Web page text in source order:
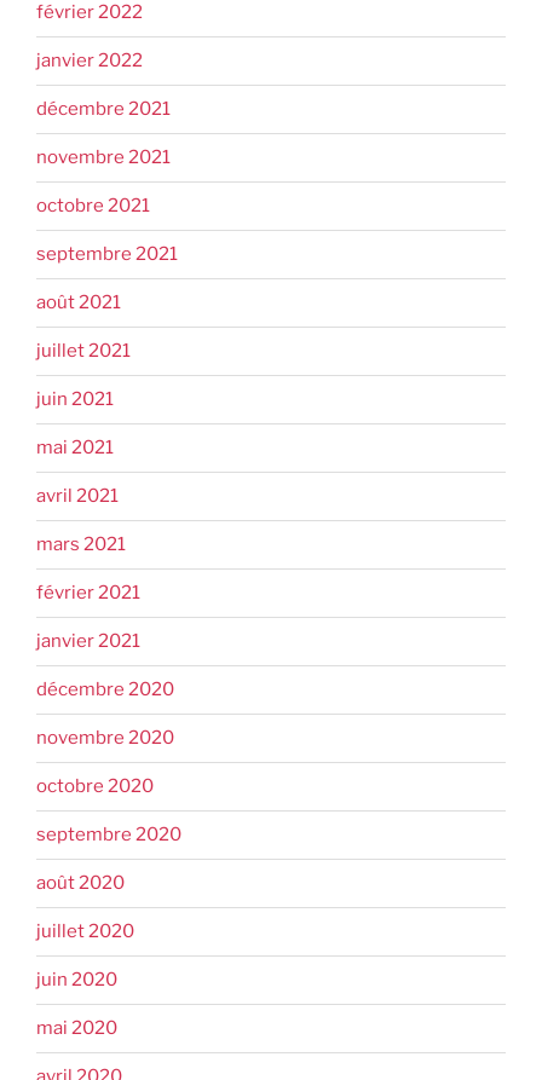
février 2022
janvier 2022
décembre 2021
novembre 2021
octobre 2021
septembre 2021
août 2021
juillet 2021
juin 2021
mai 2021
avril 2021
mars 2021
février 2021
janvier 2021
décembre 2020
novembre 2020
octobre 2020
septembre 2020
août 2020
juillet 2020
juin 2020
mai 2020